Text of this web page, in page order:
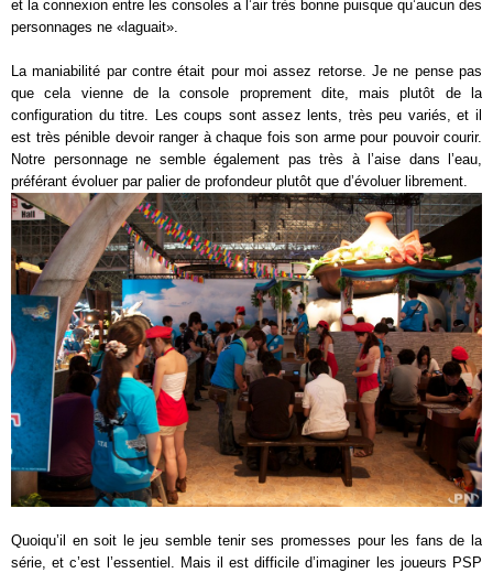
et la connexion entre les consoles a l’air très bonne puisque qu’aucun des
personnages ne «laguait».
La maniabilité par contre était pour moi assez retorse. Je ne pense pas
que cela vienne de la console proprement dite, mais plutôt de la
configuration du titre. Les coups sont assez lents, très peu variés, et il
est très pénible devoir ranger à chaque fois son arme pour pouvoir courir.
Notre personnage ne semble également pas très à l’aise dans l’eau,
préférant évoluer par palier de profondeur plutôt que d’évoluer librement.
Quoiqu’il en soit le jeu semble tenir ses promesses pour les fans de la
série, et c’est l’essentiel. Mais il est difficile d’imaginer les joueurs PSP